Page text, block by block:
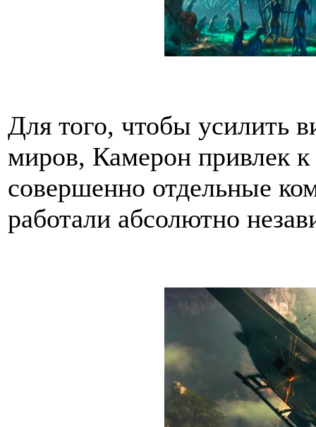
Для того, чтобы усилить
миров, Камерон привлек к
совершенно отдельные
работали абсолютно